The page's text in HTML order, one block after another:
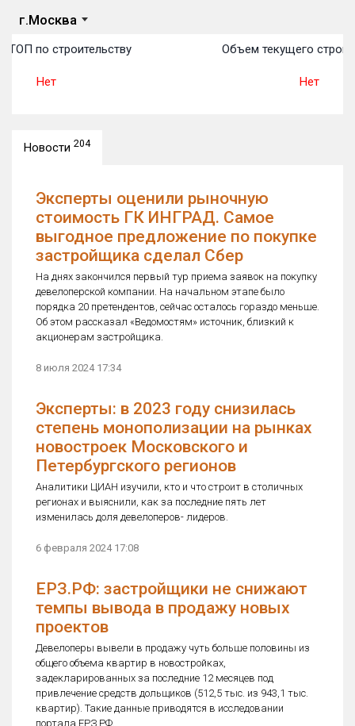
г.Москва
по строительству
Нет
Объем текущего
Нет
Новости 204
Эксперты оценили рыночную
стоимость ГК ИНГРАД. Самое
выгодное предложение по покупке
застройщика сделал Сбер
На днях закончился первый тур приема заявок на покупку
девелоперской компании. На начальном этапе было
порядка 20 претендентов, сейчас осталось гораздо меньше.
Об этом рассказал «Ведомостям» источник, близкий к
акционерам застройщика.
8 июля 2024 17:34
Эксперты: в 2023 году снизилась
степень монополизации на рынках
новостроек Московского и
Петербургского регионов
Аналитики ЦИАН изучили, кто и что строит в столичных
регионах и выяснили, как за последние пять лет
изменилась доля девелоперов- лидеров.
6 февраля 2024 17:08
ЕРЗ.РФ: застройщики не снижают
темпы вывода в продажу новых
проектов
Девелоперы вывели в продажу чуть больше половины из
общего объема квартир в новостройках,
задекларированных за последние 12 месяцев под
привлечение средств дольщиков (512,5 тыс. из 943,1 тыс.
квартир). Такие данные приводятся в исследовании
портала ЕРЗ.РФ.